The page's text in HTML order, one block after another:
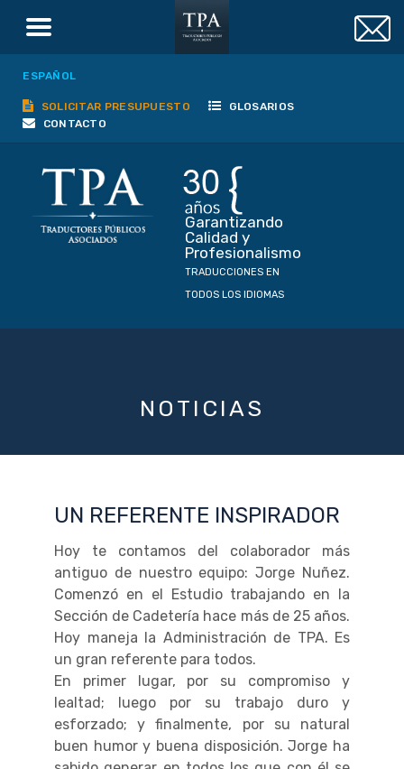
ESPAÑOL
SOLICITAR PRESUPUESTO
GLOSARIOS
CONTACTO
Garantizando
Calidad y
Profesionalismo
TRADUCCIONES EN
TODOS LOS IDIOMAS
NOTICIAS
UN REFERENTE INSPIRADOR
Hoy te contamos del colaborador más
antiguo de nuestro equipo: Jorge Nuñez.
Comenzó en el Estudio trabajando en la
Sección de Cadetería hace más de 25 años.
Hoy maneja la Administración de TPA. Es
un gran referente para todos.
En primer lugar, por su compromiso y
lealtad; luego por su trabajo duro y
esforzado; y finalmente, por su natural
buen humor y buena disposición. Jorge ha